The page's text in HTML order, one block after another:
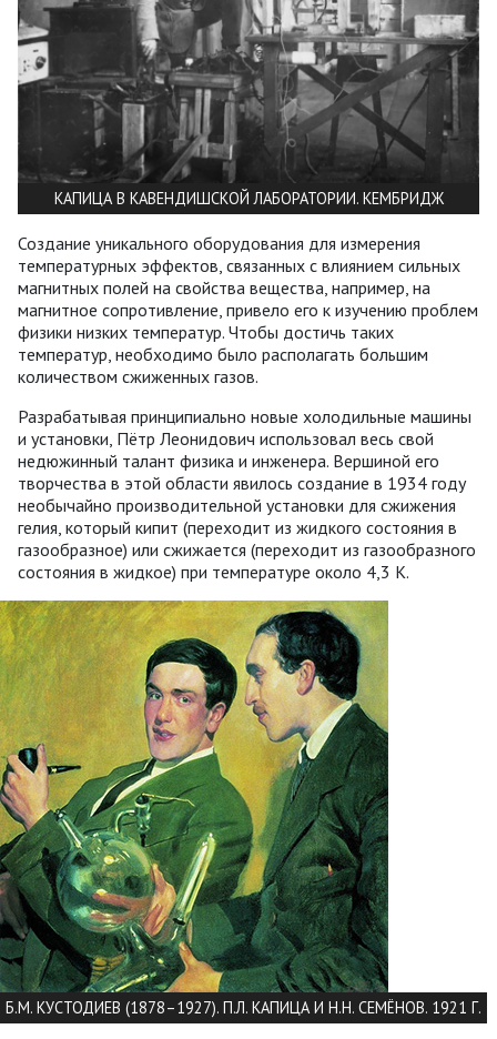
КАПИЦА В КАВЕНДИШСКОЙ ЛАБОРАТОРИИ. КЕМБРИДЖ
Создание уникального оборудования для измерения
температурных эффектов, связанных с влиянием сильных
магнитных полей на свойства вещества, например, на
магнитное сопротивление, привело его к изучению проблем
физики низких температур. Чтобы достичь таких
температур, необходимо было располагать большим
количеством сжиженных газов.
Разрабатывая принципиально новые холодильные машины
и установки, Пётр Леонидович использовал весь свой
недюжинный талант физика и инженера. Вершиной его
творчества в этой области явилось создание в 1934 году
необычайно производительной установки для сжижения
гелия, который кипит (переходит из жидкого состояния в
газообразное) или сжижается (переходит из газообразного
состояния в жидкое) при температуре около 4,3 К.
Б.М. КУСТОДИЕВ (1878–1927). П.Л. КАПИЦА И Н.Н. СЕМЁНОВ. 1921 Г.